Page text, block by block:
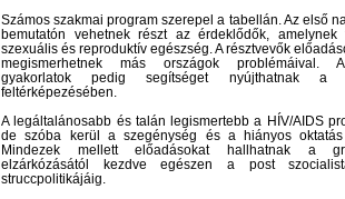
Számos szakmai program szerepel a tabellán. Az első
bemutatón vehetnek részt az érdeklődők,
szexuális és reproduktív egészség. A résztvevők
megismerhetnek más országok problémáival.
gyakorlatok pedig segítséget nyújthatnak a
feltérképezésében.
A legáltalánosabb és talán legismertebb a HÍV/AIDS
de szóba kerül a szegénység és a hiányos
Mindezek mellett előadásokat hallhatnak a
elzárkózásától kezdve egészen a post
struccpolitikájáig.